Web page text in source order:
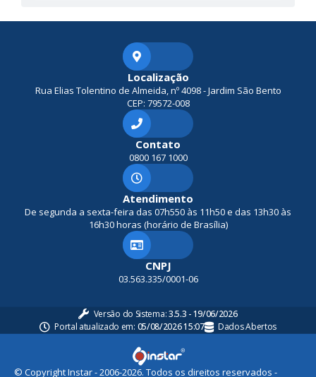
Localização
Rua Elias Tolentino de Almeida, nº 4098 - Jardim São Bento
CEP: 79572-008
Contato
0800 167 1000
Atendimento
De segunda a sexta-feira das 07h550 às 11h50 e das 13h30 às
16h30 horas (horário de Brasília)
CNPJ
03.563.335/0001-06
Versão do Sistema:3.5.3 - 19/06/2026
Portal atualizado em: 05/08/2026 15:07 Dados Abertos
© Copyright Instar - 2006-2026. Todos os direitos reservados -